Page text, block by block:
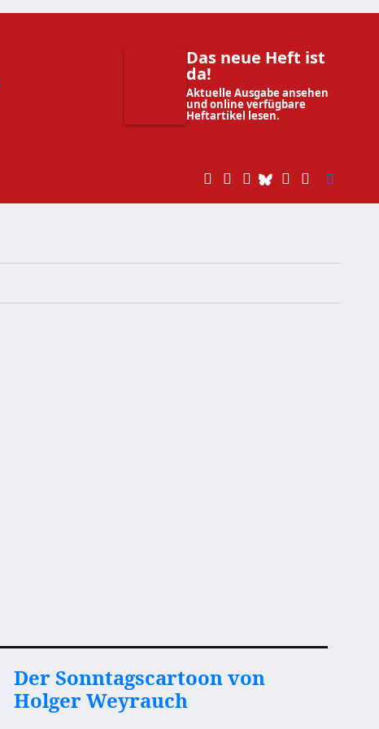
Das neue Heft ist
da!
Aktuelle Ausgabe ansehen
und online verfügbare
Heftartikel lesen.
Der Sonntagscartoon von
Holger Weyrauch